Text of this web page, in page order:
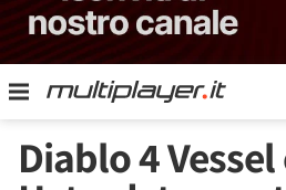
Diablo 4